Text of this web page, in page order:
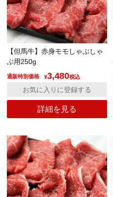
【但馬牛】赤身モモしゃぶしゃ
ぶ用250g
通販特別価格 ¥3,480税込
詳細を見る
お気に入りに登録する